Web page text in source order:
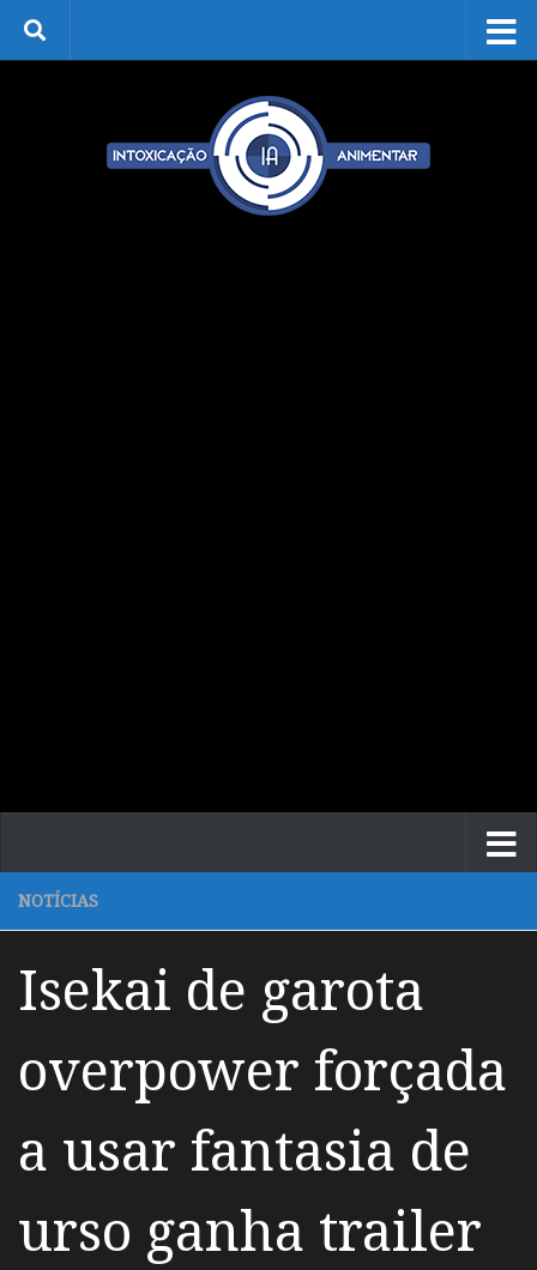
Skip to content
NOTÍCIAS
Isekai de garota
overpower forçada
a usar fantasia de
urso ganha trailer